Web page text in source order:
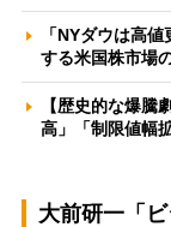
「NYダウは高
する米国株市
【歴史的な爆騰
高」「制限値
大前研一「